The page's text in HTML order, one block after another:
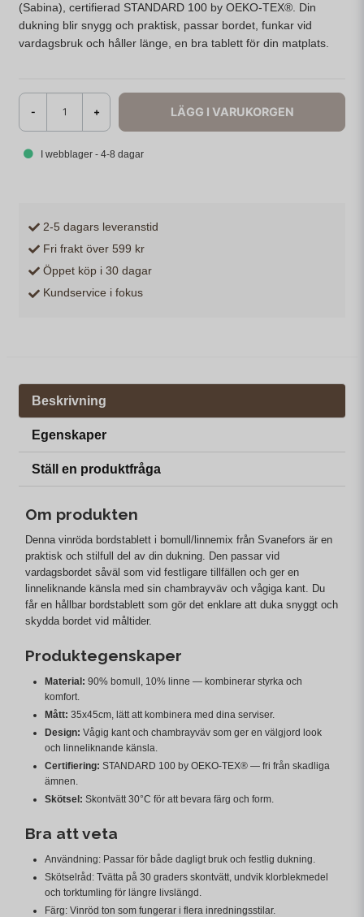
(Sabina), certifierad STANDARD 100 by OEKO-TEX®. Din
dukning blir snygg och praktisk, passar bordet, funkar vid
vardagsbruk och håller länge, en bra tablett för din matplats.
- + LÄGG I VARUKORGEN
I webblager - 4-8 dagar
2-5 dagars leveranstid
Fri frakt över 599 kr
Öppet köp i 30 dagar
Kundservice i fokus
Beskrivning
Egenskaper
Ställ en produktfråga
Om produkten
Denna vinröda bordstablett i bomull/linnemix från Svanefors är en
praktisk och stilfull del av din dukning. Den passar vid
vardagsbordet såväl som vid festligare tillfällen och ger en
linneliknande känsla med sin chambrayväv och vågiga kant. Du
får en hållbar bordstablett som gör det enklare att duka snyggt och
skydda bordet vid måltider.
Produktegenskaper
Material: 90% bomull, 10% linne — kombinerar styrka och
komfort.
Mått: 35x45cm, lätt att kombinera med dina serviser.
Design: Vågig kant och chambrayväv som ger en välgjord look
och linneliknande känsla.
Certifiering: STANDARD 100 by OEKO-TEX® — fri från skadliga
ämnen.
Skötsel: Skontvätt 30°C för att bevara färg och form.
Bra att veta
Användning: Passar för både dagligt bruk och festlig dukning.
Skötselråd: Tvätta på 30 graders skontvätt, undvik klorblekmedel
och torktumling för längre livslängd.
Färg: Vinröd ton som fungerar i flera inredningsstilar.